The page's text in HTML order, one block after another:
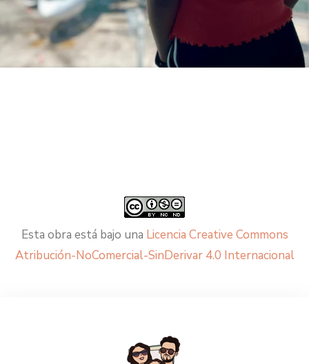
Esta obra está bajo una Licencia Creative Commons
Atribución-NoComercial-SinDerivar 4.0 Internacional